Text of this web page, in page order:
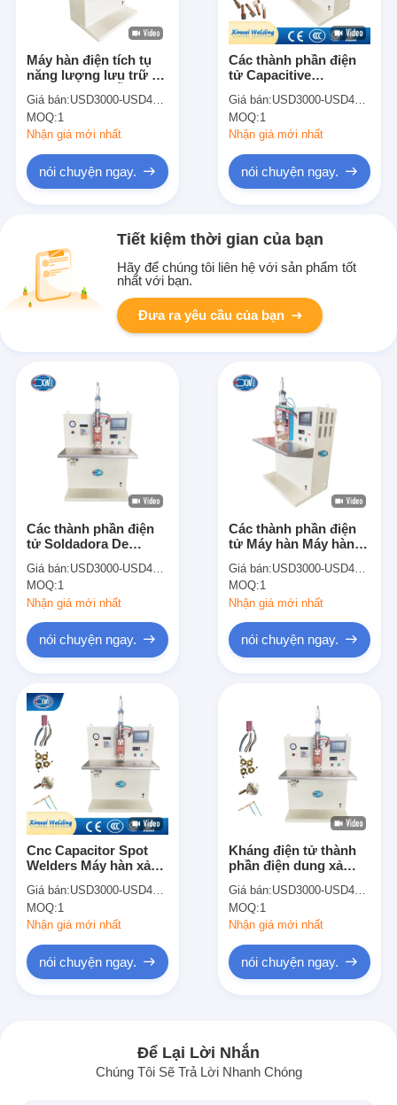
Máy hàn điện tích tụ
năng lượng lưu trữ xả
các thành phần điện
tử
Giá bán:USD3000-USD4500
MOQ:1
Nhận giá mới nhất
nói chuyện ngay.
Các thành phần điện
tử Capacitive
Spot Welder Máy hàn
Giá bán:USD3000-USD4500
MOQ:1
Nhận giá mới nhất
nói chuyện ngay.
Tiết kiệm thời gian của bạn
Hãy để chúng tôi liên hệ với sản phẩm tốt
nhất với bạn.
Đưa ra yêu cầu của bạn
Các thành phần điện
tử Soldadora De
điểm dung lượng
Giá bán:USD3000-USD4500
MOQ:1
Nhận giá mới nhất
nói chuyện ngay.
Các thành phần điện
tử Máy hàn Máy hàn
Giá bán:USD3000-USD4500
MOQ:1
Nhận giá mới nhất
nói chuyện ngay.
Cnc Capacitor Spot
Welders Máy hàn xả
điện tử
Giá bán:USD3000-USD4500
MOQ:1
Nhận giá mới nhất
nói chuyện ngay.
Kháng điện tử thành
phần điện dung xả
Giá bán:USD3000-USD4500
MOQ:1
Nhận giá mới nhất
nói chuyện ngay.
Để Lại Lời Nhắn
Chúng Tôi Sẽ Trả Lời Nhanh Chóng